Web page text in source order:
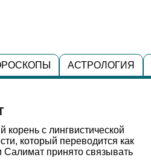
АСТРОЛОГИЯ
с лингвистической
который переводится как
принято связывать